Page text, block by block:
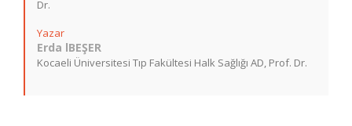
Dr.
Yazar
Erda lBEŞER
Kocaeli Üniversitesi Tıp Fakültesi Halk Sağlığı AD, Prof. Dr.